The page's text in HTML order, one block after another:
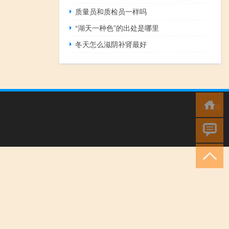
质量员和质检员一样吗
“湖天一种色”的出处是哪里
冬天怎么滋阴补肾最好
小男孩